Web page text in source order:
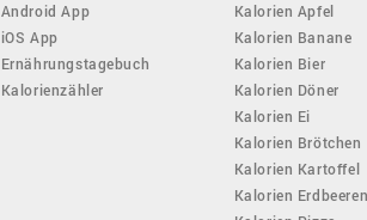
Android App
iOS App
Ernährungstagebuch
Kalorienzähler
Kalorien Apfel
Kalorien Banane
Kalorien Bier
Kalorien Döner
Kalorien Ei
Kalorien Brötchen
Kalorien Kartoffel
Kalorien Erdbeeren